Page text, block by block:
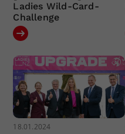
Ladies Wild-Card-
Challenge
18.01.2024